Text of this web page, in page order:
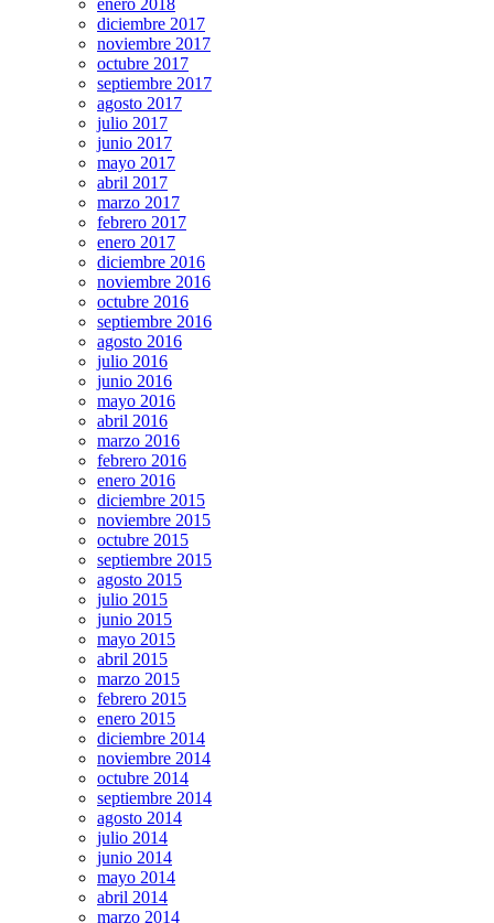
enero 2018
diciembre 2017
noviembre 2017
octubre 2017
septiembre 2017
agosto 2017
julio 2017
junio 2017
mayo 2017
abril 2017
marzo 2017
febrero 2017
enero 2017
diciembre 2016
noviembre 2016
octubre 2016
septiembre 2016
agosto 2016
julio 2016
junio 2016
mayo 2016
abril 2016
marzo 2016
febrero 2016
enero 2016
diciembre 2015
noviembre 2015
octubre 2015
septiembre 2015
agosto 2015
julio 2015
junio 2015
mayo 2015
abril 2015
marzo 2015
febrero 2015
enero 2015
diciembre 2014
noviembre 2014
octubre 2014
septiembre 2014
agosto 2014
julio 2014
junio 2014
mayo 2014
abril 2014
marzo 2014